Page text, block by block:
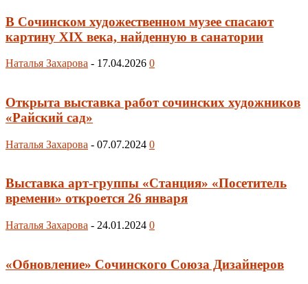
В Сочинском художественном музее спасают
картину XIX века, найденную в санатории
Наталья Захарова - 17.04.2026 0
Открыта выставка работ сочинских художников
«Райский сад»
Наталья Захарова - 07.07.2024 0
Выставка арт-группы «Станция» «Посетитель
времени» откроется 26 января
Наталья Захарова - 24.01.2024 0
«Обновление» Сочинского Союза Дизайнеров